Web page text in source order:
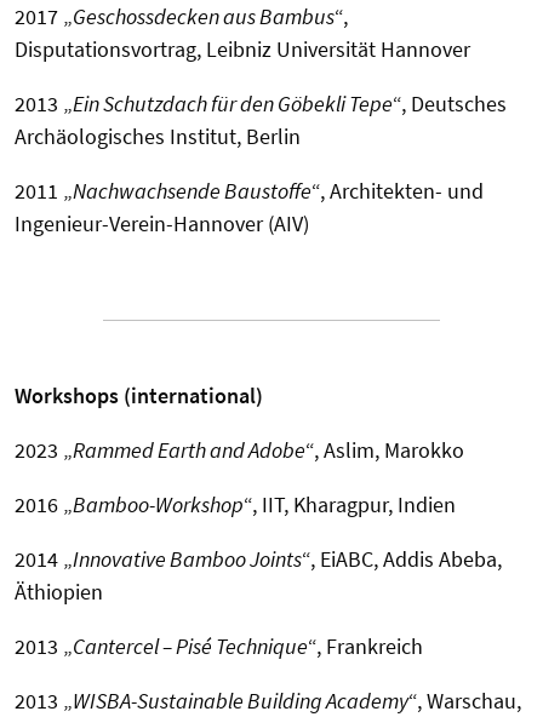
2017 „Geschossdecken aus Bambus“,
Disputationsvortrag, Leibniz Universität Hannover
2013 „Ein Schutzdach für den Göbekli Tepe“, Deutsches
Archäologisches Institut, Berlin
2011 „Nachwachsende Baustoffe“, Architekten- und
Ingenieur-Verein-Hannover (AIV)
Workshops (international)
2023 „Rammed Earth and Adobe“, Aslim, Marokko
2016 „Bamboo-Workshop“, IIT, Kharagpur, Indien
2014 „Innovative Bamboo Joints“, EiABC, Addis Abeba,
Äthiopien
2013 „Cantercel – Pisé Technique“, Frankreich
2013 „WISBA-Sustainable Building Academy“, Warschau,